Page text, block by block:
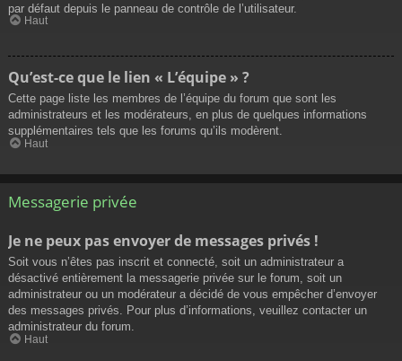
par défaut depuis le panneau de contrôle de l’utilisateur.
Haut
Qu’est-ce que le lien « L’équipe » ?
Cette page liste les membres de l’équipe du forum que sont les
administrateurs et les modérateurs, en plus de quelques informations
supplémentaires tels que les forums qu’ils modèrent.
Haut
Messagerie privée
Je ne peux pas envoyer de messages privés !
Soit vous n’êtes pas inscrit et connecté, soit un administrateur a
désactivé entièrement la messagerie privée sur le forum, soit un
administrateur ou un modérateur a décidé de vous empêcher d’envoyer
des messages privés. Pour plus d’informations, veuillez contacter un
administrateur du forum.
Haut